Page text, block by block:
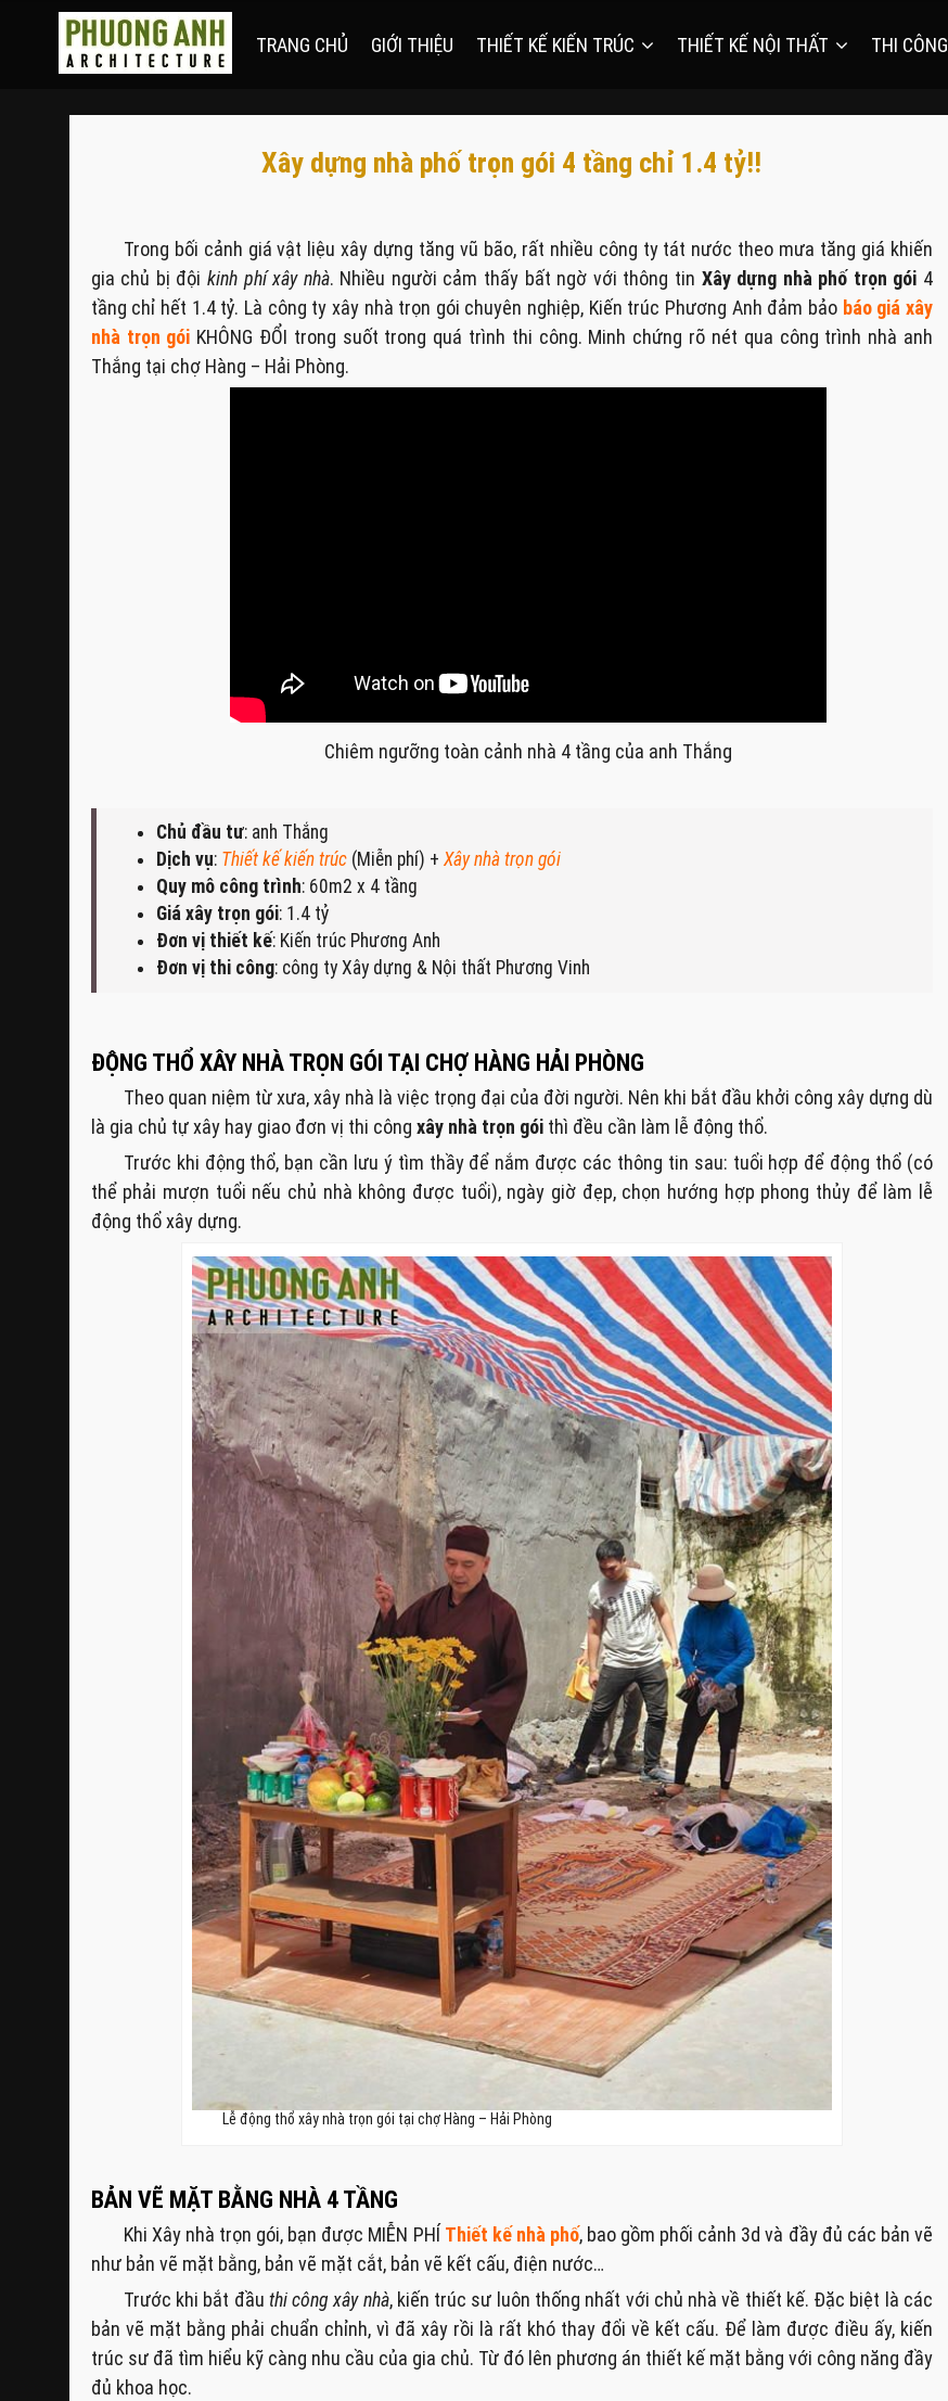
TRANG CHỦ GIỚI THIỆU THIẾT KẾ KIẾN TRÚC THIẾT KẾ NỘI THẤT THI CÔNG
Xây dựng nhà phố trọn gói 4 tầng chỉ 1.4 tỷ!!
Trong bối cảnh giá vật liệu xây dựng tăng vũ bão, rất nhiều công ty tát nước theo mưa tăng giá khiến
gia chủ bị độikinh phí xây nhà. Nhiều người cảm thấy bất ngờ với thông tin Xây dựng nhà phố trọn gói 4
tầng chỉ hết 1.4 tỷ. Là công ty xây nhà trọn gói chuyên nghiệp, Kiến trúc Phương Anh đảm bảo báo giá xây
nhà trọn gói KHÔNG ĐỔI trong suốt trong quá trình thi công. Minh chứng rõ nét qua công trình nhà anh
Thắng tại chợ Hàng – Hải Phòng.
Chiêm ngưỡng toàn cảnh nhà 4 tầng của anh Thắng
Chủ đầu tư: anh Thắng
Dịch vụ: Thiết kế kiến trúc(Miễn phí) + Xây nhà trọn gói
Quy mô công trình: 60m2 x 4 tầng
Giá xây trọn gói: 1.4 tỷ
Đơn vị thiết kế: Kiến trúc Phương Anh
Đơn vị thi công: công ty Xây dựng & Nội thất Phương Vinh
ĐỘNG THỔ XÂY NHÀ TRỌN GÓI TẠI CHỢ HÀNG HẢI PHÒNG
Theo quan niệm từ xưa, xây nhà là việc trọng đại của đời người. Nên khi bắt đầu khởi công xây dựng dù
là gia chủ tự xây hay giao đơn vị thi công xây nhà trọn góithì đều cần làm lễ động thổ.
Trước khi động thổ, bạn cần lưu ý tìm thầy để nắm được các thông tin sau: tuổi hợp để động thổ (có
thể phải mượn tuổi nếu chủ nhà không được tuổi), ngày giờ đẹp, chọn hướng hợp phong thủy để làm lễ
động thổ xây dựng.
Lễ động thổ xây nhà trọn gói tại chợ Hàng – Hải Phòng
BẢN VẼ MẶT BẰNG NHÀ 4 TẦNG
Khi Xây nhà trọn gói, bạn được MIỄN PHÍ Thiết kế nhà phố, bao gồm phối cảnh 3d và đầy đủ các bản vẽ
như bản vẽ mặt bằng, bản vẽ mặt cắt, bản vẽ kết cấu, điện nước…
Trước khi bắt đầu thi công xây nhà, kiến trúc sư luôn thống nhất với chủ nhà về thiết kế. Đặc biệt là các
bản vẽ mặt bằng phải chuẩn chỉnh, vì đã xây rồi là rất khó thay đổi về kết cấu. Để làm được điều ấy, kiến
trúc sư đã tìm hiểu kỹ càng nhu cầu của gia chủ. Từ đó lên phương án thiết kế mặt bằng với công năng đầy
đủ khoa học.